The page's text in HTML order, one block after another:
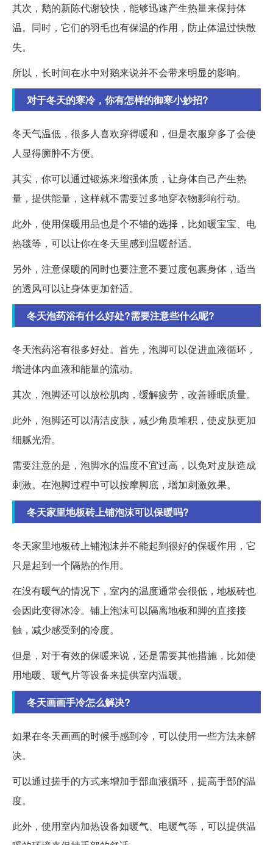
其次，鹅的新陈代谢较快，能够迅速产生热量来保持体
温。同时，它们的羽毛也有保温的作用，防止体温过快散
失。
所以，长时间在水中对鹅来说并不会带来明显的影响。
对于冬天的寒冷，你有怎样的御寒小妙招?
冬天气温低，很多人喜欢穿得暖和，但是衣服穿多了会使
人显得臃肿不方便。
其实，你可以通过锻炼来增强体质，让身体自己产生热
量，提供能量，这样就不需要过多地穿衣物影响行动。
此外，使用保暖用品也是个不错的选择，比如暖宝宝、电
热毯等，可以让你在冬天里感到温暖舒适。
另外，注意保暖的同时也要注意不要过度包裹身体，适当
的透风可以让身体更加舒适。
冬天泡药浴有什么好处?需要注意些什么呢?
冬天泡药浴有很多好处。首先，泡脚可以促进血液循环，
增进体内血液和能量的流动。
其次，泡脚还可以放松肌肉，缓解疲劳，改善睡眠质量。
此外，泡脚还可以清洁皮肤，减少角质堆积，使皮肤更加
细腻光滑。
需要注意的是，泡脚水的温度不宜过高，以免对皮肤造成
刺激。在泡脚过程中可以按摩脚底，增加刺激效果。
冬天家里地板砖上铺泡沫可以保暖吗?
冬天家里地板砖上铺泡沫并不能起到很好的保暖作用，它
只是起到一个隔热的作用。
在没有暖气的情况下，室内的温度通常会很低，地板砖也
会因此变得冰冷。铺上泡沫可以隔离地板和脚的直接接
触，减少感受到的冷度。
但是，对于有效的保暖来说，还是需要其他措施，比如使
用地暖、暖气片等设备来提供室内温暖。
冬天画画手冷怎么解决?
如果在冬天画画的时候手感到冷，可以使用一些方法来解
决。
可以通过搓手的方式来增加手部血液循环，提高手部的温
度。
此外，使用室内加热设备如暖气、电暖气等，可以提供温